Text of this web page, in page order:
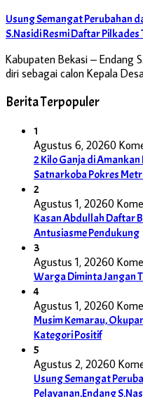
Usung Semangat Perubahan
S.Nasidi Resmi Daftar Pilkades
Kabupaten Bekasi – Endang
diri sebagai calon Kepala
Berita Terpopuler
1
Agustus 6, 20260
2 Kilo Ganja di
Satnarkoba Pokres
2
Agustus 1, 20260
Kasan Abdullah Daftar
Antusiasme Pendukung
3
Agustus 1, 20260
Warga Diminta Jangan
4
Agustus 1, 20260
Musim Kemarau,
Kategori Positif
5
Agustus 2, 20260
Usung Semangat
Pelayanan,Endang